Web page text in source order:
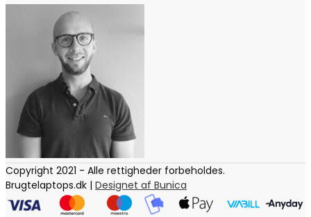
Copyright 2021 - Alle rettigheder forbeholdes.
Brugtelaptops.dk | Designet af Bunica